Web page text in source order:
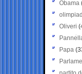
Obama
Oliveri
Papa